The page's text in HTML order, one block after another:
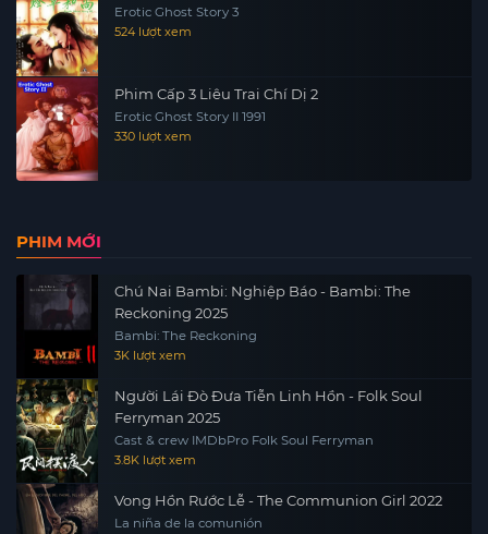
Erotic Ghost Story 3
524 lượt xem
Phim Cấp 3 Liêu Trai Chí Dị 2
Erotic Ghost Story II 1991
330 lượt xem
PHIM MỚI
Chú Nai Bambi: Nghiệp Báo - Bambi: The
Reckoning 2025
Bambi: The Reckoning
3K lượt xem
Người Lái Đò Đưa Tiễn Linh Hồn - Folk Soul
Ferryman 2025
Cast & crew IMDbPro Folk Soul Ferryman
3.8K lượt xem
Vong Hồn Rước Lễ - The Communion Girl 2022
La niña de la comunión